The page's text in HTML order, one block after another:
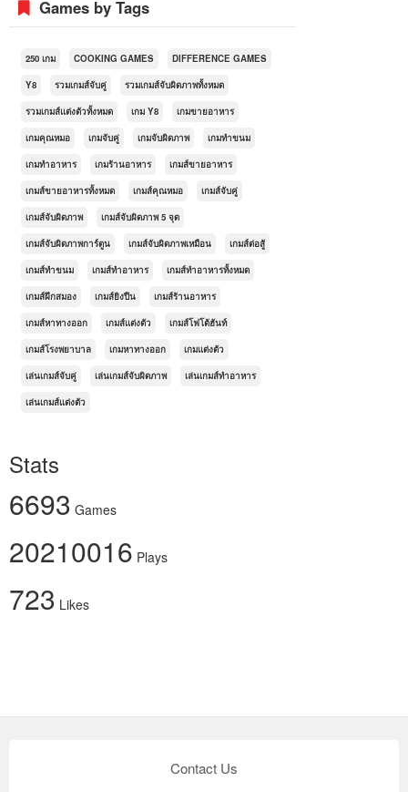
Games by Tags
250 เกม COOKING GAMES DIFFERENCE GAMES
Y8 รวมเกมส์จับคู่ รวมเกมส์จับผิดภาพทั้งหมด
รวมเกมส์แต่งตัวทั้งหมด เกม Y8 เกมขายอาหาร
เกมคุณหมอ เกมจับคู่ เกมจับผิดภาพ เกมทำขนม
เกมทำอาหาร เกมร้านอาหาร เกมส์ขายอาหาร
เกมส์ขายอาหารทั้งหมด เกมส์คุณหมอ เกมส์จับคู่
เกมส์จับผิดภาพ เกมส์จับผิดภาพ 5 จุด
เกมส์จับผิดภาพการ์ตูน เกมส์จับผิดภาพเหมือน เกมส์ต่อสู้
เกมส์ทำขนม เกมส์ทำอาหาร เกมส์ทำอาหารทั้งหมด
เกมส์ฝึกสมอง เกมส์ยิงปืน เกมส์ร้านอาหาร
เกมส์หาทางออก เกมส์แต่งตัว เกมส์โฟโต้ฮันท์
เกมส์โรงพยาบาล เกมหาทางออก เกมแต่งตัว
เล่นเกมส์จับคู่ เล่นเกมส์จับผิดภาพ เล่นเกมส์ทำอาหาร
เล่นเกมส์แต่งตัว
Stats
6693 Games
20210016 Plays
723 Likes
Contact Us